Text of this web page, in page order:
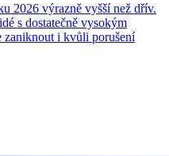
2026 výrazně vyšší než dřív.
s dostatečně vysokým
zaniknout i kvůli porušení